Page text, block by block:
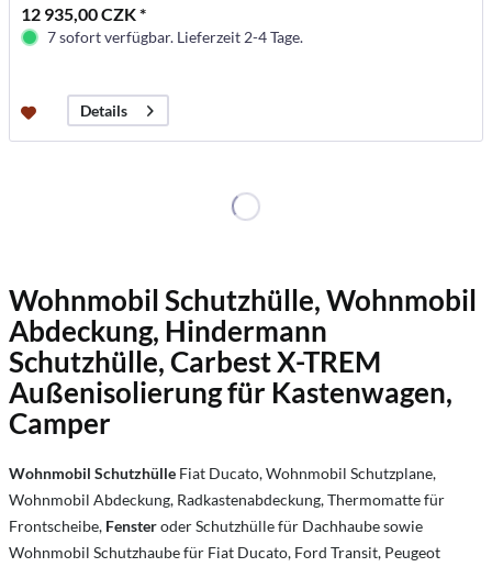
12 935,00 CZK *
7 sofort verfügbar. Lieferzeit 2-4 Tage.
Details
Wohnmobil Schutzhülle, Wohnmobil
Abdeckung, Hindermann
Schutzhülle, Carbest X-TREM
Außenisolierung für Kastenwagen,
Camper
Wohnmobil Schutzhülle Fiat Ducato, Wohnmobil Schutzplane,
Wohnmobil Abdeckung, Radkastenabdeckung, Thermomatte für
Frontscheibe, Fensteroder Schutzhülle für Dachhaube sowie
Wohnmobil Schutzhaube für Fiat Ducato, Ford Transit, Peugeot